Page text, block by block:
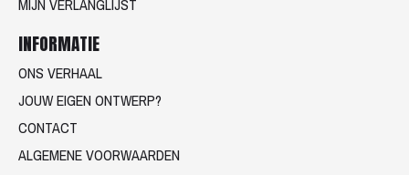
MIJN VERLANGLIJST
INFORMATIE
ONS VERHAAL
JOUW EIGEN ONTWERP?
CONTACT
ALGEMENE VOORWAARDEN